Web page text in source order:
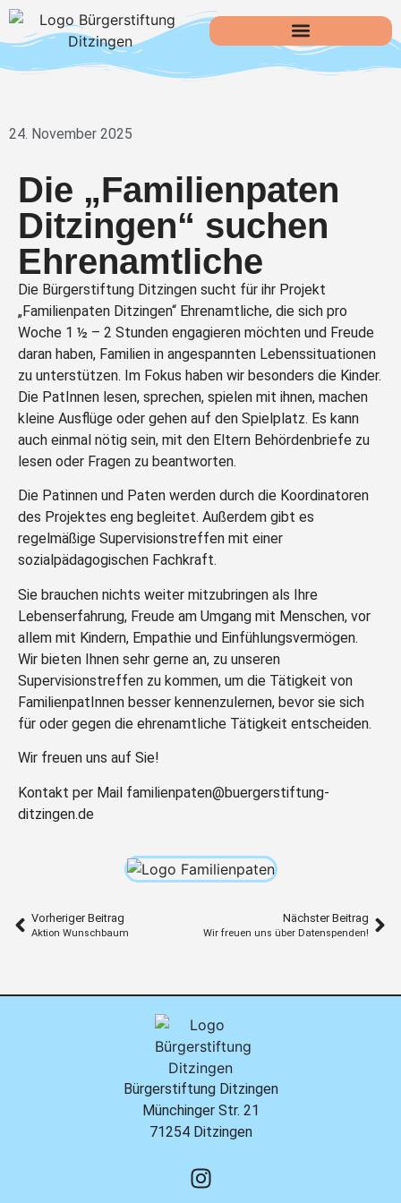
24. November 2025
Die „Familienpaten
Ditzingen“ suchen
Ehrenamtliche
Die Bürgerstiftung Ditzingen sucht für ihr Projekt
„Familienpaten Ditzingen“ Ehrenamtliche, die sich pro
Woche 1 ½ – 2 Stunden engagieren möchten und Freude
daran haben, Familien in angespannten Lebenssituationen
zu unterstützen. Im Fokus haben wir besonders die Kinder.
Die PatInnen lesen, sprechen, spielen mit ihnen, machen
kleine Ausflüge oder gehen auf den Spielplatz. Es kann
auch einmal nötig sein, mit den Eltern Behördenbriefe zu
lesen oder Fragen zu beantworten.
Die Patinnen und Paten werden durch die Koordinatoren
des Projektes eng begleitet. Außerdem gibt es
regelmäßige Supervisionstreffen mit einer
sozialpädagogischen Fachkraft.
Sie brauchen nichts weiter mitzubringen als Ihre
Lebenserfahrung, Freude am Umgang mit Menschen, vor
allem mit Kindern, Empathie und Einfühlungsvermögen.
Wir bieten Ihnen sehr gerne an, zu unseren
Supervisionstreffen zu kommen, um die Tätigkeit von
FamilienpatInnen besser kennenzulernen, bevor sie sich
für oder gegen die ehrenamtliche Tätigkeit entscheiden.
Wir freuen uns auf Sie!
Kontakt per Mail familienpaten@buergerstiftung-
ditzingen.de
Vorheriger Beitrag
Aktion Wunschbaum
Nächster Beitrag
Wir freuen uns über Datenspenden!
Bürgerstiftung Ditzingen
Münchinger Str. 21
71254 Ditzingen